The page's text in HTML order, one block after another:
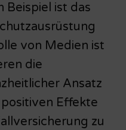
Beispiel ist das
von Medien ist
die
Ansatz
Effekte
zu